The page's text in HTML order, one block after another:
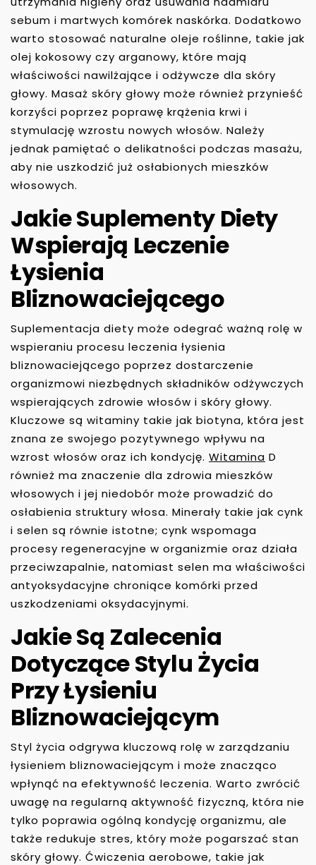
sebum i martwych komórek naskórka. Dodatkowo
warto stosować naturalne oleje roślinne, takie jak
olej kokosowy czy arganowy, które mają
właściwości nawilżające i odżywcze dla skóry
głowy. Masaż skóry głowy może również przynieść
korzyści poprzez poprawę krążenia krwi i
stymulację wzrostu nowych włosów. Należy
jednak pamiętać o delikatności podczas masażu,
aby nie uszkodzić już osłabionych mieszków
włosowych.
Jakie Suplementy Diety
Wspierają Leczenie
Łysienia
Bliznowaciejącego
Suplementacja diety może odegrać ważną rolę w
wspieraniu procesu leczenia łysienia
bliznowaciejącego poprzez dostarczenie
organizmowi niezbędnych składników odżywczych
wspierających zdrowie włosów i skóry głowy.
Kluczowe są witaminy takie jak biotyna, która jest
znana ze swojego pozytywnego wpływu na
wzrost włosów oraz ich kondycję. Witamina D
również ma znaczenie dla zdrowia mieszków
włosowych i jej niedobór może prowadzić do
osłabienia struktury włosa. Minerały takie jak cynk
i selen są równie istotne; cynk wspomaga
procesy regeneracyjne w organizmie oraz działa
przeciwzapalnie, natomiast selen ma właściwości
antyoksydacyjne chroniące komórki przed
uszkodzeniami oksydacyjnymi.
Jakie Są Zalecenia
Dotyczące Stylu Życia
Przy Łysieniu
Bliznowaciejącym
Styl życia odgrywa kluczową rolę w zarządzaniu
łysieniem bliznowaciejącym i może znacząco
wpłynąć na efektywność leczenia. Warto zwrócić
uwagę na regularną aktywność fizyczną, która nie
tylko poprawia ogólną kondycję organizmu, ale
także redukuje stres, który może pogarszać stan
skóry głowy. Ćwiczenia aerobowe, takie jak